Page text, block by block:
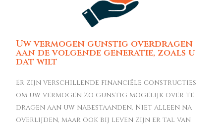
Uw vermogen gunstig overdragen
aan de volgende generatie, zoals u
dat wilt
Er zijn verschillende financiële constructies
om uw vermogen zo gunstig mogelijk over te
dragen aan uw nabestaanden. Niet alleen na
overlijden, maar ook bij leven zijn er tal van